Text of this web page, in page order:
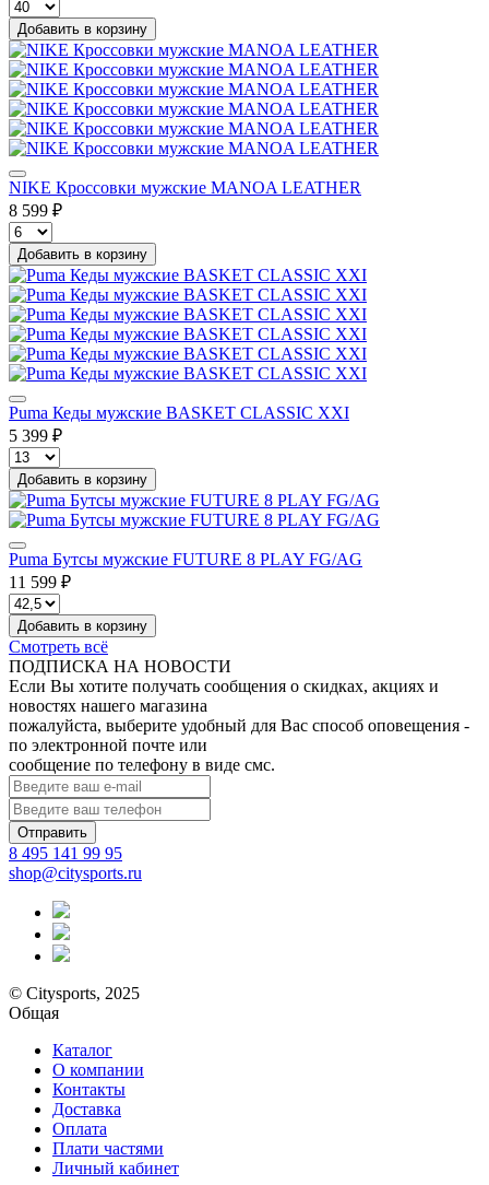
Добавить в корзину
NIKE Кроссовки мужские MANOA LEATHER
8 599 ₽
Добавить в корзину
Puma Кеды мужские BASKET CLASSIC XXI
5 399 ₽
Добавить в корзину
Puma Бутсы мужские FUTURE 8 PLAY FG/AG
11 599 ₽
Добавить в корзину
Смотреть всё
ПОДПИСКА НА НОВОСТИ
Если Вы хотите получать сообщения о скидках, акциях и
новостях нашего магазина
пожалуйста, выберите удобный для Вас способ оповещения -
по электронной почте или
сообщение по телефону в виде смс.
Отправить
8 495 141 99 95
shop@citysports.ru
© Citysports, 2025
Общая
Каталог
О компании
Контакты
Доставка
Оплата
Плати частями
Личный кабинет